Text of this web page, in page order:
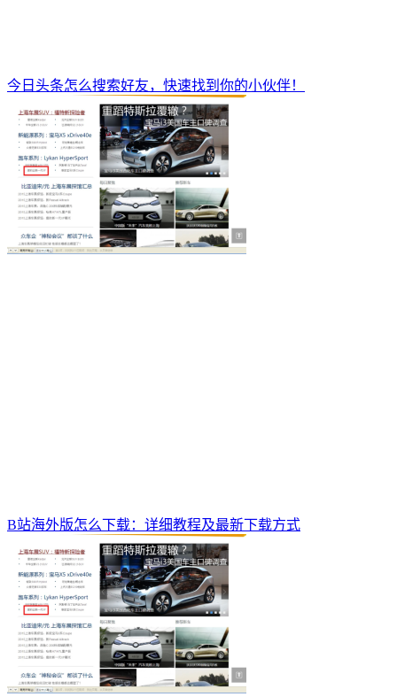
今日头条怎么搜索好友，快速找到你的小伙伴！
B站海外版怎么下载：详细教程及最新下载方式